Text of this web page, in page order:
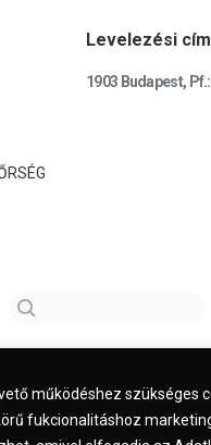
működéshez szükséges
fukcionalitáshoz
Levelezési
1903 Budapest,
Kapcsolat Jogi